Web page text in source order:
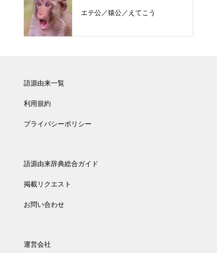
エテ公／猿公／えてこう
語源由来一覧
利用規約
プライバシーポリシー
語源由来辞典総合ガイド
掲載リクエスト
お問い合わせ
運営会社